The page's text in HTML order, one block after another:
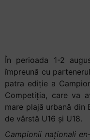
În perioada 1-2
împreună cu
patra ediție a
Competiția, care va
mare plajă urbană din
de vârstă U16 și U18.
Campionii naționali